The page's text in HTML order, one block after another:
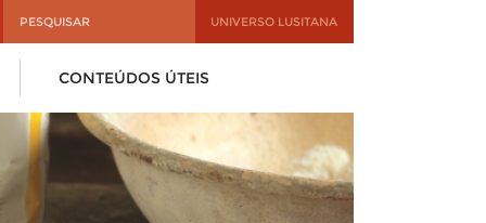
UNIVERSO LUSITANA
CONTEÚDOS ÚTEIS